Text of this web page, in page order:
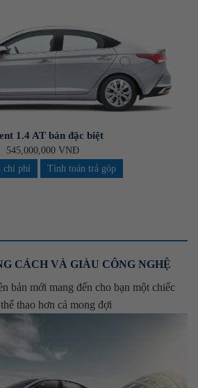
1.4 AT bản đặc biệt
545,000,000 VNĐ
chi phí
Tính toán trả góp
CÁCH VÀ GIÀU CÔNG NGHỆ
bản mới mang đến cho bạn một chiếc
thao hơn cả mong đợi